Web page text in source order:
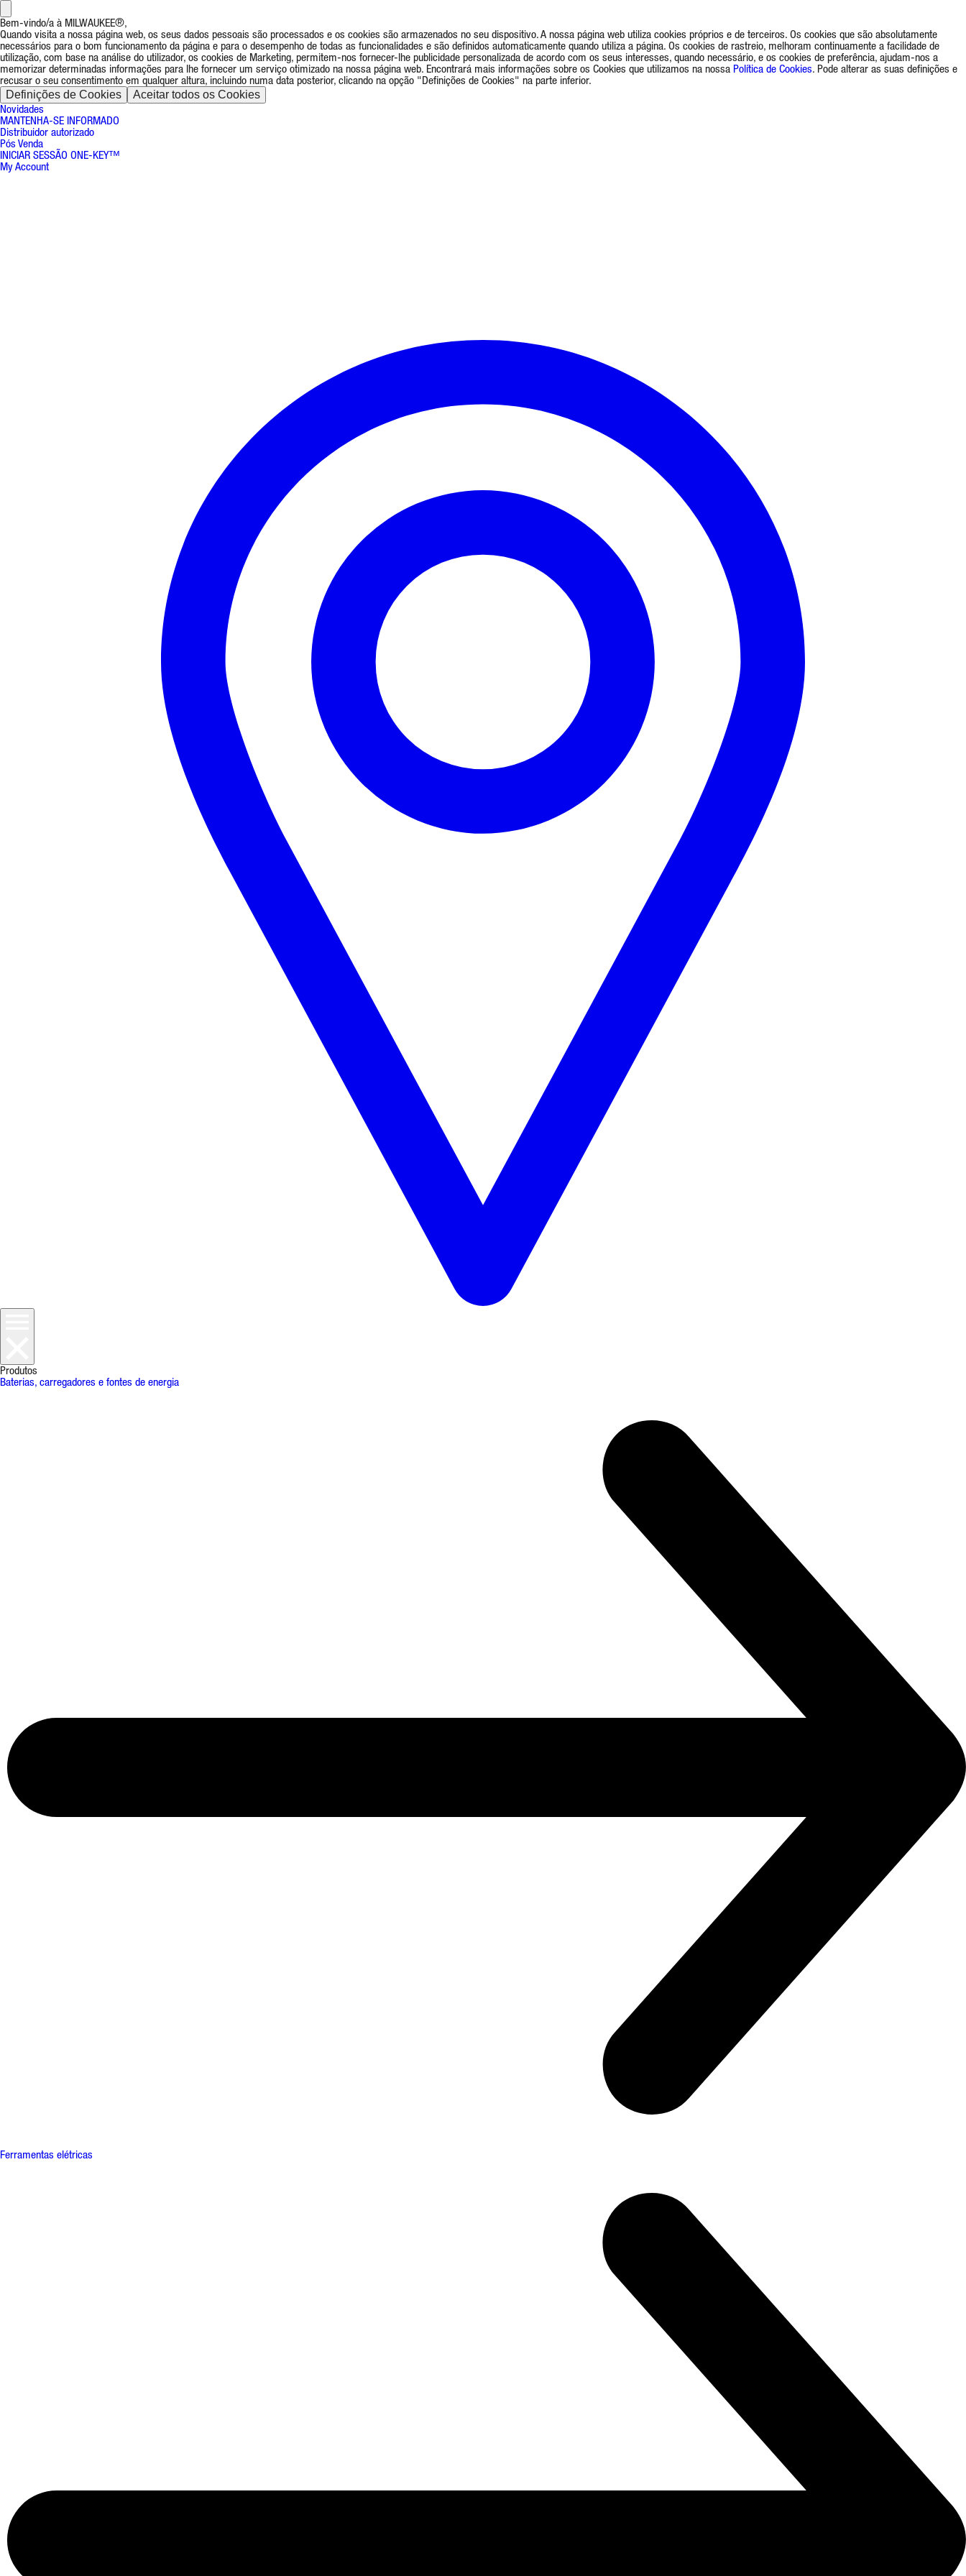
Bem-vindo/a à MILWAUKEE®,
Quando visita a nossa página web, os seus dados pessoais são processados e os cookies são armazenados no seu dispositivo. A nossa página web utiliza cookies próprios e de terceiros. Os cookies que são absolutamente
necessários para o bom funcionamento da página e para o desempenho de todas as funcionalidades e são definidos automaticamente quando utiliza a página. Os cookies de rastreio, melhoram continuamente a facilidade de
utilização, com base na análise do utilizador, os cookies de Marketing, permitem-nos fornecer-lhe publicidade personalizada de acordo com os seus interesses, quando necessário, e os cookies de preferência, ajudam-nos a
memorizar determinadas informações para lhe fornecer um serviço otimizado na nossa página web. Encontrará mais informações sobre os Cookies que utilizamos na nossa Política de Cookies. Pode alterar as suas definições e
recusar o seu consentimento em qualquer altura, incluindo numa data posterior, clicando na opção "Definições de Cookies" na parte inferior.
Definições de Cookies Aceitar todos os Cookies
Novidades
MANTENHA-SE INFORMADO
Distribuidor autorizado
Pós Venda
INICIAR SESSÃO ONE-KEY™
My Account
Produtos
Baterias, carregadores e fontes de energia
Ferramentas elétricas